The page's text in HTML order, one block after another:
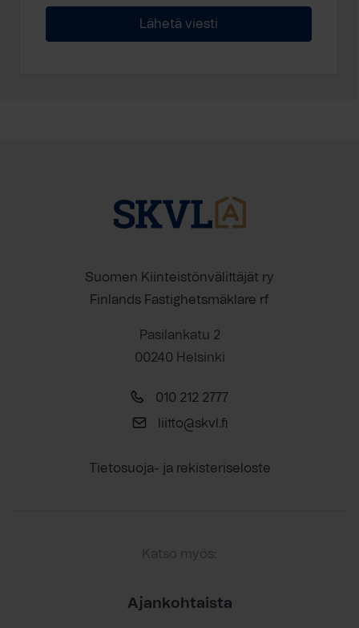
Suomen Kiinteistönvälittäjät ry
Finlands Fastighetsmäklare rf
Pasilankatu 2
00240 Helsinki
010 212 2777
liitto@skvl.fi
Tietosuoja- ja rekisteriseloste
Katso myös:
Ajankohtaista